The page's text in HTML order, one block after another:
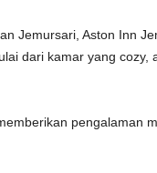
Jemursari, Aston Inn
dari kamar yang
pengalaman